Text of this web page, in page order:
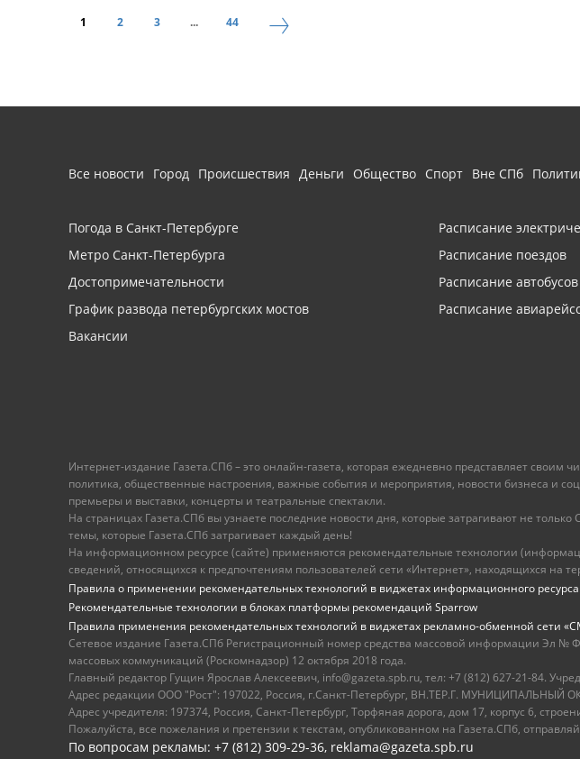
1 2 3 ... 44
Все новости Город Происшествия Деньги Общество Спорт Вне СПб
Погода в Санкт-Петербурге
Метро Санкт-Петербурга
Достопримечательности
График развода петербургских мостов
Вакансии
Расписание
Расписание поездов
Расписание автобусов
Расписание
Интернет-издание Газета.СПб – это онлайн-газета, которая ежедневно представляет своим
политика, общественные настроения, важные события и мероприятия, новости бизнеса и
премьеры и выставки, концерты и театральные спектакли.
На страницах Газета.СПб вы узнаете последние новости дня, которые затрагивают не
темы, которые Газета.СПб затрагивает каждый день!
На информационном ресурсе (сайте) применяются рекомендательные технологии
сведений, относящихся к предпочтениям пользователей сети «Интернет», находящихся на
Правила о применении рекомендательных технологий в виджетах информационного
Рекомендательные технологии в блоках платформы рекомендаций Sparrow
Правила применения рекомендательных технологий в виджетах рекламно-обменной сети
Сетевое издание Газета.СПб Регистрационный номер средства массовой информации Эл
массовых коммуникаций (Роскомнадзор) 12 октября 2018 года.
Главный редактор Гущин Ярослав Алексеевич, info@gazeta.spb.ru, тел: +7 (812) 627-21-84.
Адрес редакции ООО "Рост": 197022, Россия, г.Санкт-Петербург, ВН.ТЕР.Г.
Адрес учредителя: 197374, Россия, Санкт-Петербург, Торфяная дорога, дом 17, корпус 6,
Пожалуйста, все пожелания и претензии к текстам, опубликованном на Газета.СПб,
По вопросам рекламы: +7 (812) 309-29-36, reklama@gazeta.spb.ru